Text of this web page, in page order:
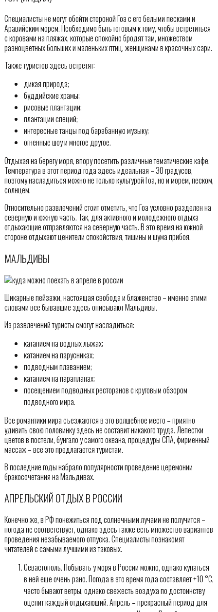
Специалисты не могут обойти стороной Гоа с его белыми песками и
Аравийским морем. Необходимо быть готовым к тому, чтобы встретиться
с коровами на пляжах, которые спокойно бродят там, множеством
разноцветных больших и маленьких птиц, женщинами в красочных сари.
Также туристов здесь встретят:
дикая природа;
буддийские храмы;
рисовые плантации;
плантации специй;
интересные танцы под барабанную музыку;
огненные шоу и многое другое.
Отдыхая на берегу моря, впору посетить различные тематические кафе.
Температура в этот период года здесь идеальная – 30 градусов,
поэтому насладиться можно не только культурой Гоа, но и морем, песком,
солнцем.
Относительно развлечений стоит отметить, что Гоа условно разделен на
северную и южную часть. Так, для активного и молодежного отдыха
отдыхающие отправляются на северную часть. В это время на южной
стороне отдыхают ценители спокойствия, тишины и шума прибоя.
МАЛЬДИВЫ
Шикарные пейзажи, настоящая свобода и блаженство – именно этими
словами все бывавшие здесь описывают Мальдивы.
Из развлечений туристы смогут насладиться:
катанием на водных лыжах;
катанием на парусниках;
подводным плаванием;
катанием на парапланах;
посещением подводных ресторанов с круговым обзором
подводного мира.
Все романтики мира съезжаются в это волшебное место – приятно
удивить свою половинку здесь не составит никакого труда. Лепестки
цветов в постели, бунгало у самого океана, процедуры СПА, фирменный
массаж – все это предлагается туристам.
В последние годы набрало популярности проведение церемонии
бракосочетания на Мальдивах.
АПРЕЛЬСКИЙ ОТДЫХ В РОССИИ
Конечно же, в РФ понежиться под солнечными лучами не получится –
погода не соответствует, однако здесь также есть множество вариантов
проведения незабываемого отпуска. Специалисты познакомят
читателей с самыми лучшими из таковых.
Севастополь. Побывать у моря в России можно, однако купаться
в ней еще очень рано. Погода в это время года составляет +10 °С,
часто бывают ветры, однако свежесть воздуха по достоинству
оценит каждый отдыхающий. Апрель – прекрасный период для